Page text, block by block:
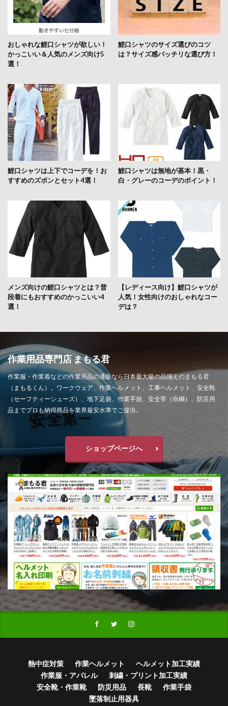
おしゃれな鯉口シャツが欲しい！
かっこいい＆人気のメンズ向け5
選！
鯉口シャツのサイズ選びのコツ
は？サイズ感バッチリな選び方！
鯉口シャツは上下でコーデを！お
すすめのズボンとセット4選！
鯉口シャツは無地が基本！黒・
白・グレーのコーデのポイント！
メンズ向けの鯉口シャツとは？普
段着にもおすすめのかっこいい4
選！
【レディース向け】鯉口シャツが
人気！女性向けのおしゃれなコー
デは？
作業用品専門店 まもる君
作業服・作業着などの作業用品の通販なら日本最大級の品揃えのまもる君
（まもるくん）。ワークウェア、作業ヘルメット、工事ヘルメット、安全靴
（セーフティーシューズ）、地下足袋、作業手袋、安全帯（命綱）、防災用
品までプロも納得商品を業界最安水準でご提供。
ショップページへ
熱中症対策 作業ヘルメット
ヘルメット加工実績
作業服・アパレル
刺繍・プリント加工実績
安全靴・作業靴
防災用品 長靴
作業手袋
墜落制止用器具